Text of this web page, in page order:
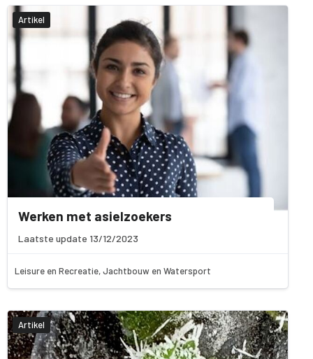
Artikel
Werken met asielzoekers
Laatste update 13/12/2023
Leisure en Recreatie, Jachtbouw en Watersport
Artikel